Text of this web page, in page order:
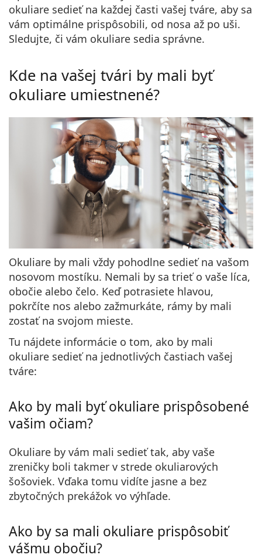
Persol
Prada
okuliare sedieť na každej časti vašej tváre, aby sa
vám optimálne prispôsobili, od nosa až po uši.
Sledujte, či vám okuliare sedia správne.
Kde na vašej tvári by mali byť
okuliare umiestnené?
Okuliare by mali vždy pohodlne sedieť na vašom
nosovom mostíku. Nemali by sa trieť o vaše líca,
obočie alebo čelo. Keď potrasiete hlavou,
pokrčíte nos alebo zažmurkáte, rámy by mali
zostať na svojom mieste.
Tu nájdete informácie o tom, ako by mali
okuliare sedieť na jednotlivých častiach vašej
tváre:
Ako by mali byť okuliare prispôsobené
vašim očiam?
Okuliare by vám mali sedieť tak, aby vaše
zreničky boli takmer v strede okuliarových
šošoviek. Vďaka tomu vidíte jasne a bez
zbytočných prekážok vo výhľade.
Ako by sa mali okuliare prispôsobiť
vášmu obočiu?